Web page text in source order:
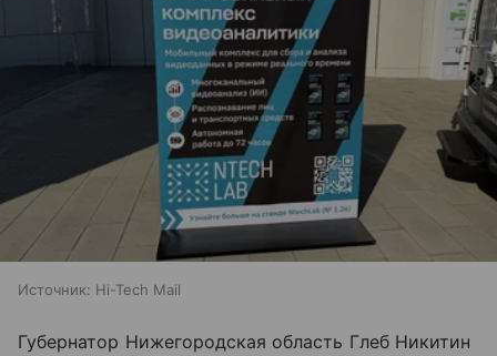
Источник: Hi-Tech Mail
Губернатор Нижегородская область Глеб Никитин